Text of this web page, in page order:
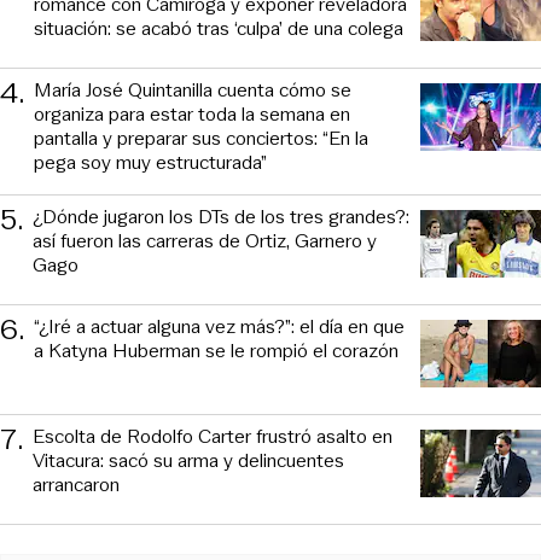
situación: se acabó tras ‘culpa’ de una colega
4. María José Quintanilla cuenta cómo se
organiza para estar toda la semana en
pantalla y preparar sus conciertos: “En la
pega soy muy estructurada”
5. ¿Dónde jugaron los DTs de los tres grandes?:
así fueron las carreras de Ortiz, Garnero y
Gago
6. “¿Iré a actuar alguna vez más?”: el día en que
a Katyna Huberman se le rompió el corazón
7. Escolta de Rodolfo Carter frustró asalto en
Vitacura: sacó su arma y delincuentes
arrancaron